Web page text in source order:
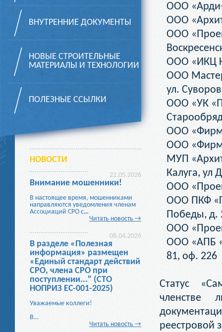
ВНУТРЕННИЕ ДОКУМЕНТЫ
НОВЫЕ СТРОИТЕЛЬНЫЕ
МАТЕРИАЛЫ И ТЕХНОЛОГИИ
ПОЛЕЗНЫЕ ССЫЛКИ
НОВОСТИ
22.05.2026
Внимание мошенники!
В настоящее время, мошенниками
направляются уведомления членам
Ассоциаций СРО с…
Читать новость →
08.04.2026
В разделе «Полезная
информация» размещен
«Единый стандарт действий
СРО, члена СРО при
поступлении..." (СТО
НОПРИЗ ЕС-001-2025)
Уважаемые коллеги!
В…
Читать новость →
ООО «Арди-
ООО
ООО
ООО «ИКЦ
ООО
ул.
ООО «УК
ООО
ООО
МУП
Калуга, ул
ООО
ООО ПКФ
Победы, д.
ООО
ООО «АПБ
81, оф. 226
Статус
членстве
реестровой